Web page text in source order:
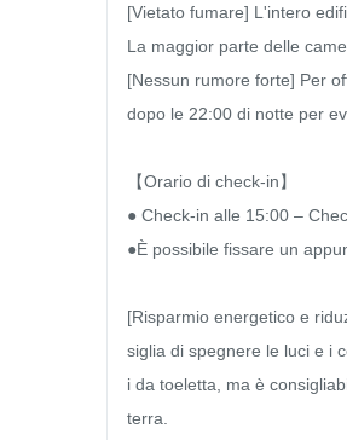
[Vietato fumare] L'intero
La maggior parte delle
[Nessun rumore forte] Per
dopo le 22:00 di notte per
【Orario di check-in】
● Check-in alle 15:00 –
●È possibile fissare un
[Risparmio energetico e
siglia di spegnere le luci e i
i da toeletta, ma è
terra.